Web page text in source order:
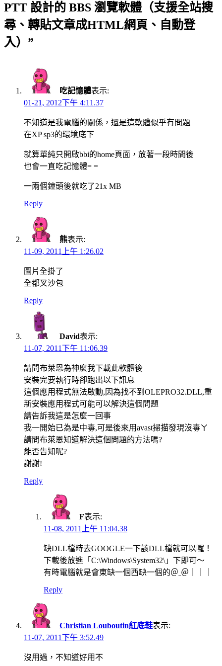
PTT 設計的 BBS 瀏覽軟體（支援全站搜
尋、轉貼文章成HTML網頁、自動登
入）”
吃記憶體表示:
01-21, 2012下午 4:11.37
不知道是我電腦的關係，還是這軟體似乎有問題
在XP sp3的環境底下
就算單純只開啟bbi的home頁面，放著一段時間後
也會一直吃記憶體= =
一兩個鐘頭後就吃了21x MB
Reply
熊表示:
11-09, 2011上午 1:26.02
圖片全掛了
全都叉沙包
Reply
David表示:
11-07, 2011下午 11:06.39
請問布萊恩為神麼我下載此軟體後
安裝完要執行時卻跑出以下訊息
這個應用程式無法啟動,因為找不到OLEPRO32.DLL,重
新安裝應用程式可能可以解決這個問題
請告訴我這是怎麼一回事
我一開始已為是中毒,可是後來用avast掃描發現沒毒ㄚ
請問布萊恩知道解決這個問題的方法嗎?
能否告知呢?
謝謝!
Reply
F表示:
11-08, 2011上午 11:04.38
缺DLL檔時去GOOGLE一下該DLL檔就可以囉！
下載後放進「C:\Windows\System32\」下即可～
有時電腦就是會東缺一個西缺一個的＠ˍ＠｜｜｜
Reply
Christian Louboutin紅底鞋表示:
11-07, 2011下午 3:52.49
沒用過，不知道好用不